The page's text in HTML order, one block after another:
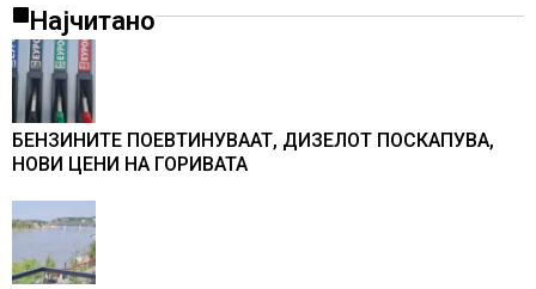
Најчитано
БЕНЗИНИТЕ ПОЕВТИНУВААТ, ДИЗЕЛОТ ПОСКАПУВА,
НОВИ ЦЕНИ НА ГОРИВАТА